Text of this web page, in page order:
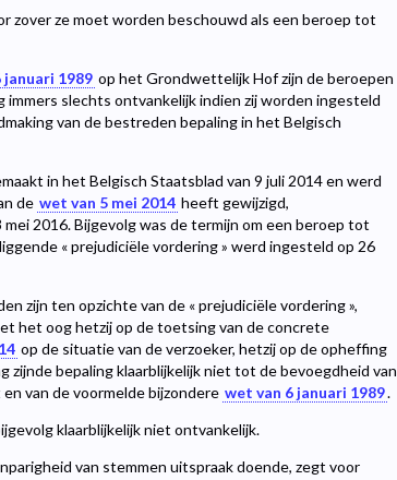
zover ze moet worden beschouwd als een beroep tot
januari 1989 op het Grondwettelijk Hof zijn de beroepen
slechts ontvankelijk indien zij worden ingesteld
van de bestreden bepaling in het Belgisch
in het Belgisch Staatsblad van 9 juli 2014 en werd
de wet van 5 mei 2014 heeft gewijzigd,
2016. Bijgevolg was de termijn om een beroep tot
« prejudiciële vordering » werd ingesteld op 26
zijn ten opzichte van de « prejudiciële vordering »,
het oog hetzij op de toetsing van de concrete
op de situatie van de verzoeker, hetzij op de opheffing
zijnde bepaling klaarblijkelijk niet tot de bevoegdheid van
van de voormelde bijzondere wet van 6 januari 1989.
klaarblijkelijk niet ontvankelijk.
van stemmen uitspraak doende, zegt voor